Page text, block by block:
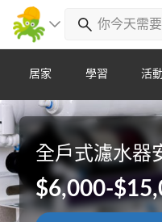
居家 學習 活
全戶式濾水器
$6,000-